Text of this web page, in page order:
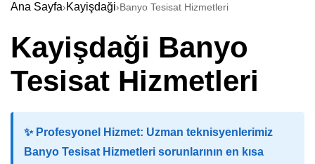
Ana Sayfa›Kayişdaği›Banyo Tesisat Hizmetleri
Kayişdaği Banyo
Tesisat Hizmetleri
✨ Profesyonel Hizmet: Uzman teknisyenlerimiz
Banyo Tesisat Hizmetleri sorunlarının en kısa